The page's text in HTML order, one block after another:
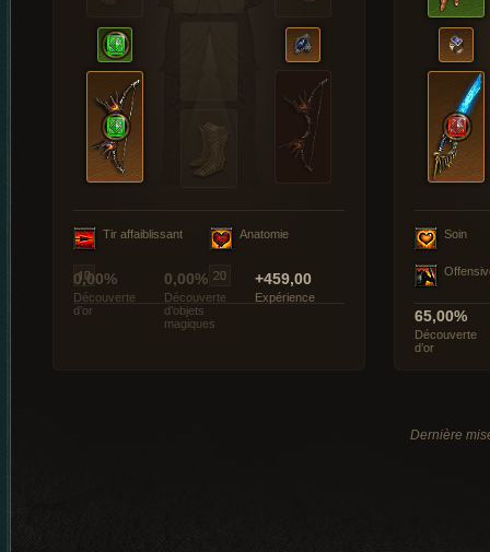
Tir affaiblissant Anatomie
0,00%
Découverte
d’or
0,00%
Découverte
d’objets
magiques
+459,00
Expérience
Soin
65,00%
Découverte
d’or
Dernière